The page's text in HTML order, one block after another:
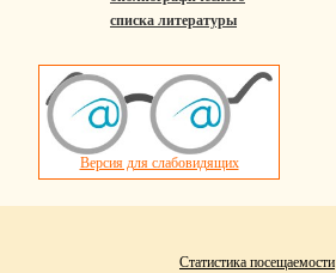
списка литературы
Версия для слабовидящих
Статистика посещаемости